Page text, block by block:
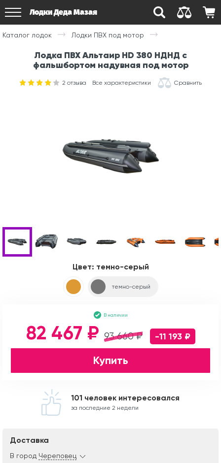
Лодки Деда Мазая
Каталог лодок Лодки ПВХ под мотор
Лодка ПВХ Альтаир HD 380 НДНД с
фальшбортом надувная под мотор
2 отзыва Все характеристики Сравнить
Цвет: темно-серый
темно-серый
В наличии
93 660 ₽
82 467 ₽ -11 193 ₽
Купить
101 человек интересовался
за последние 2 недели
Доставка
В город Череповец